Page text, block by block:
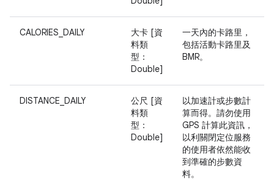
CALORIES_DAILY
大卡 [資
料類
型：
Double]
一天內的卡路里，
包括活動卡路里及
BMR。
DISTANCE_DAILY
公尺 [資
料類
型：
Double]
以加速計或步數計
算而得。請勿使用
GPS 計算此資訊，
以利關閉定位服務
的使用者依然能收
到準確的步數資
料。